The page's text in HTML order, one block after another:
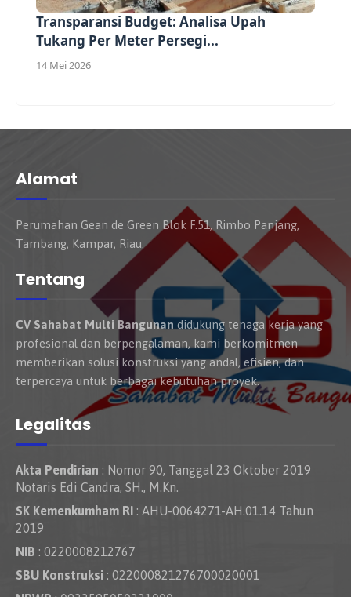
Transparansi Budget: Analisa Upah
Tukang Per Meter Persegi...
14 Mei 2026
Alamat
Perumahan Gean de Green Blok F.51, Rimbo Panjang,
Tambang, Kampar, Riau.
Tentang
CV Sahabat Multi Bangunan didukung tenaga kerja yang
profesional dan berpengalaman, kami berkomitmen
memberikan solusi konstruksi yang andal, efisien, dan
terpercaya untuk berbagai kebutuhan proyek.
Legalitas
Akta Pendirian : Nomor 90, Tanggal 23 Oktober 2019
Notaris Edi Candra, SH., M.Kn.
SK Kemenkumham RI : AHU-0064271-AH.01.14 Tahun
2019
NIB : 0220008212767
SBU Konstruksi : 022000821276700020001